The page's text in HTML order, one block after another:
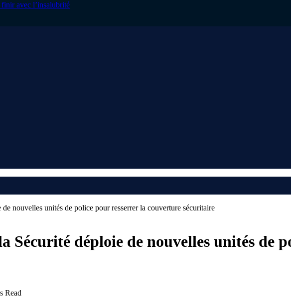
avec l’insalubrité
nouvelles unités de police pour resserrer la couverture sécuritaire
Sécurité déploie de nouvelles unités de
Read